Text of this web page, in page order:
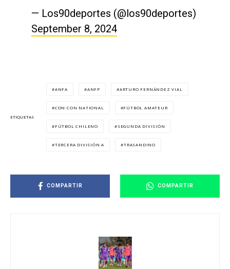
— Los90deportes (@los90deportes)
September 8, 2024
ETIQUETAS
ANFA ANFP ARTURO FERNÁNDEZ VIAL
CON CON NATIONAL FÚTBOL AMATEUR
FÚTBOL CHILENO SEGUNDA DIVISIÓN
TERCERA DIVISIÓN A TRASANDINO
COMPARTIR COMPARTIR